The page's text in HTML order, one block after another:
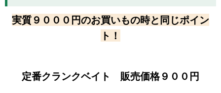
実質９０００円のお買いもの時と同じポイン
ト！
定番クランクベイト 販売価格９００円